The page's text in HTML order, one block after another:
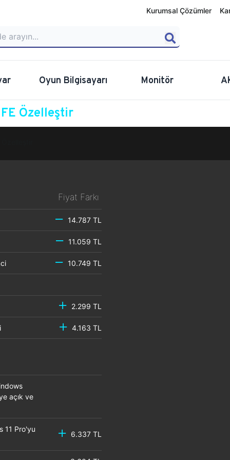
Kurumsal Çözümler
Oyun Bilgisayarı Monitör
Özelleştir
Fiyat Farkı
14.787 TL
11.059 TL
10.749 TL
2.299 TL
4.163 TL
açık ve
11 Pro'yu
6.337 TL